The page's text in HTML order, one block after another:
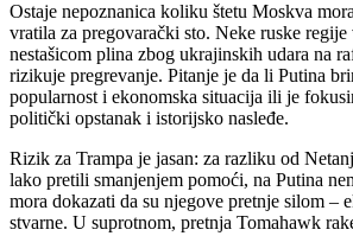
Ostaje nepoznanica koliku štetu Moskva
vratila za pregovarački sto. Neke ruske regije
nestašicom plina zbog ukrajinskih udara na
rizikuje pregrevanje. Pitanje je da li Putina
popularnost i ekonomska situacija ili je
politički opstanak i istorijsko nasleđe.
Rizik za Trampa je jasan: za razliku od
lako pretili smanjenjem pomoći, na Putina
mora dokazati da su njegove pretnje silom –
stvarne. U suprotnom, pretnja Tomahawk